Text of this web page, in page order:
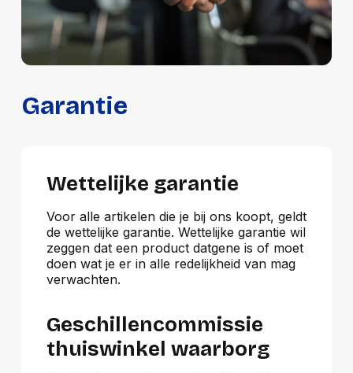
Garantie
Wettelijke garantie
Voor alle artikelen die je bij ons koopt, geldt
de wettelijke garantie. Wettelijke garantie wil
zeggen dat een product datgene is of moet
doen wat je er in alle redelijkheid van mag
verwachten.
Geschillencommissie
thuiswinkel waarborg